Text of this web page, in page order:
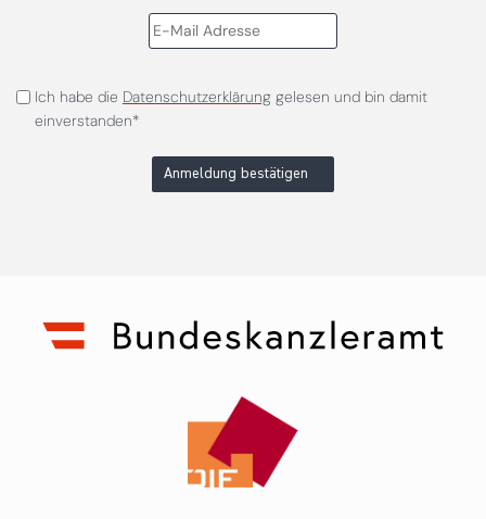
Ich habe die Datenschutzerklärunggelesen und bin damit
einverstanden*
Anmeldung bestätigen